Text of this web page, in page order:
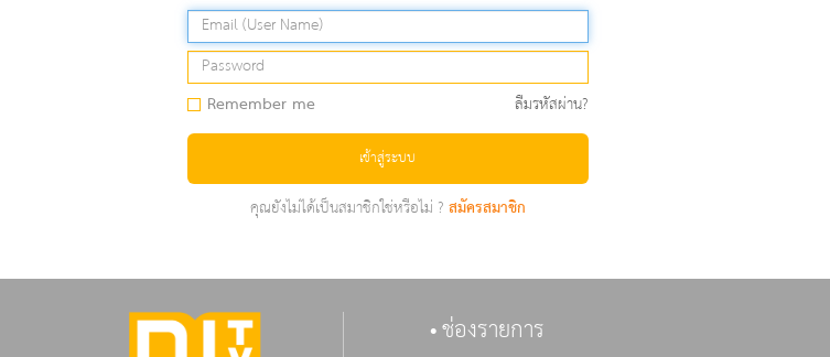
Remember me ลืมรหัสผ่าน?
เข้าสู่ระบบ
คุณยังไม่ได้เป็นสมาชิกใช่หรือไม่ ?สมัครสมาชิก
ช่องรายการ